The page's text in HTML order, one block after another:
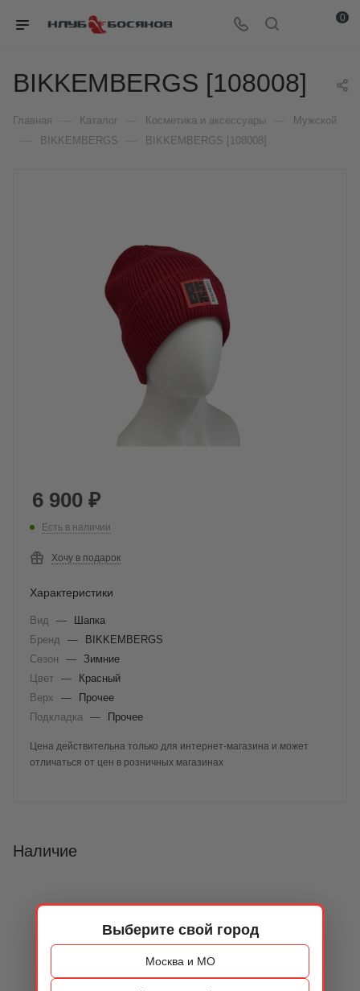
Выберите свой город
Москва и МО
0
BIKKEMBERGS [108008]
Главная Каталог Косметика и аксессуары Мужской
BIKKEMBERGS BIKKEMBERGS [108008]
6 900 ₽
Есть в наличии
Хочу в подарок
Характеристики
Вид —
Шапка
Бренд
—
BIKKEMBERGS
Сезон
— Зимние
Цвет —
Красный
Верх
—
Прочее
Подкладка
— Прочее
Цена действительна только для интернет-магазина и может
отличаться от цен в розничных магазинах
Наличие